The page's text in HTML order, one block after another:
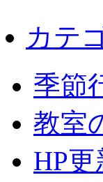
カ
季
教
HP